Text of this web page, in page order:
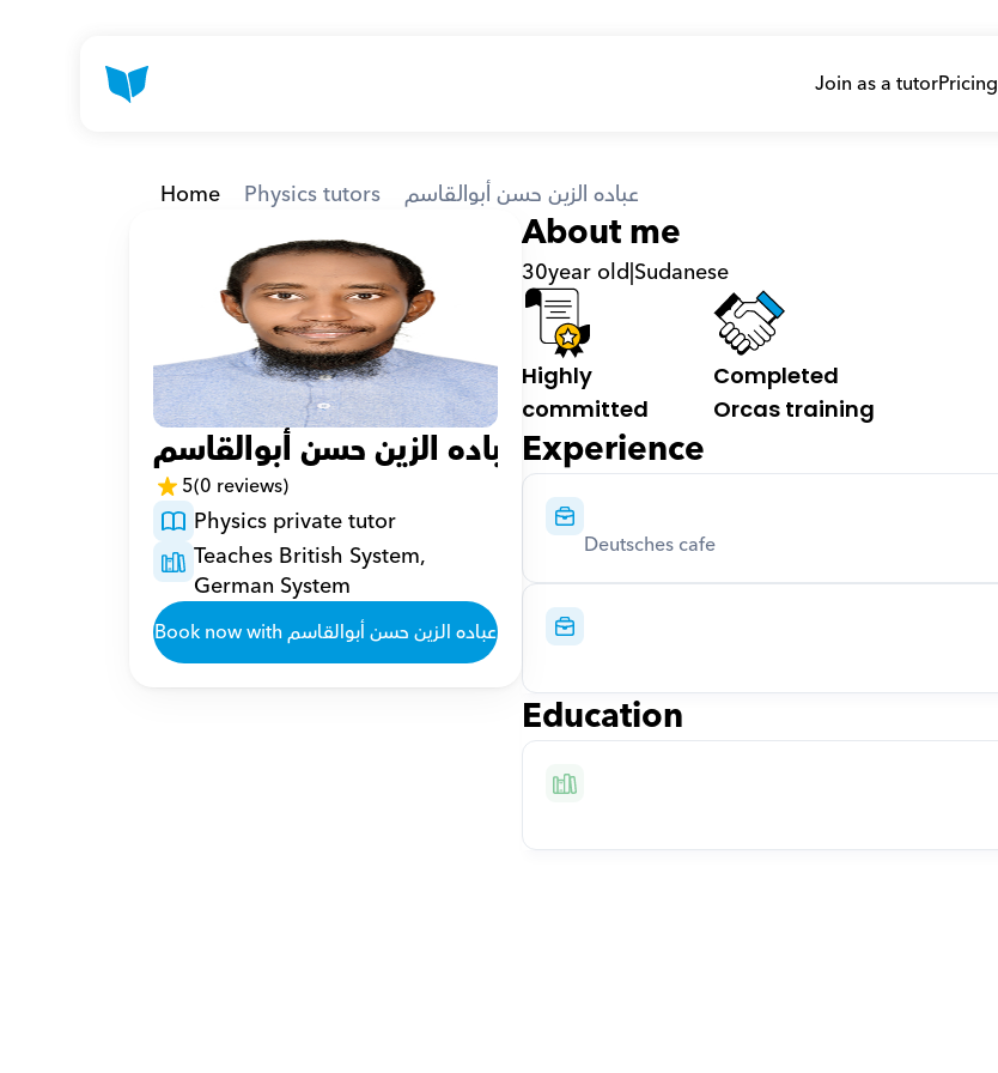
Join as a tutorPricing
Home Physics tutors عباده الزين حسن أبوالقاسم
عباده الزين حسن أبوالقاسم
5(0 reviews)
Physics private tutor
Teaches British System,
German System
Book now with عباده الزين حسن أبوالقاسم
About me
30year old|Sudanese
Highly
committed
Completed
Orcas training
Experience
Deutsches cafe
Education